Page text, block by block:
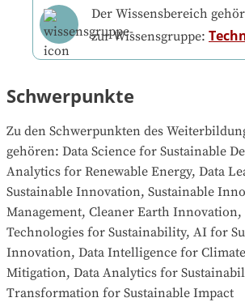
Der Wissensbereich
zur Wissensgruppe:
Schwerpunkte
Zu den Schwerpunkten des
gehören: Data Science for Sustainable
Analytics for Renewable Energy, Data
Sustainable Innovation, Sustainable
Management, Cleaner Earth
Technologies for Sustainability, AI for
Innovation, Data Intelligence for
Mitigation, Data Analytics for
Transformation for Sustainable Impact